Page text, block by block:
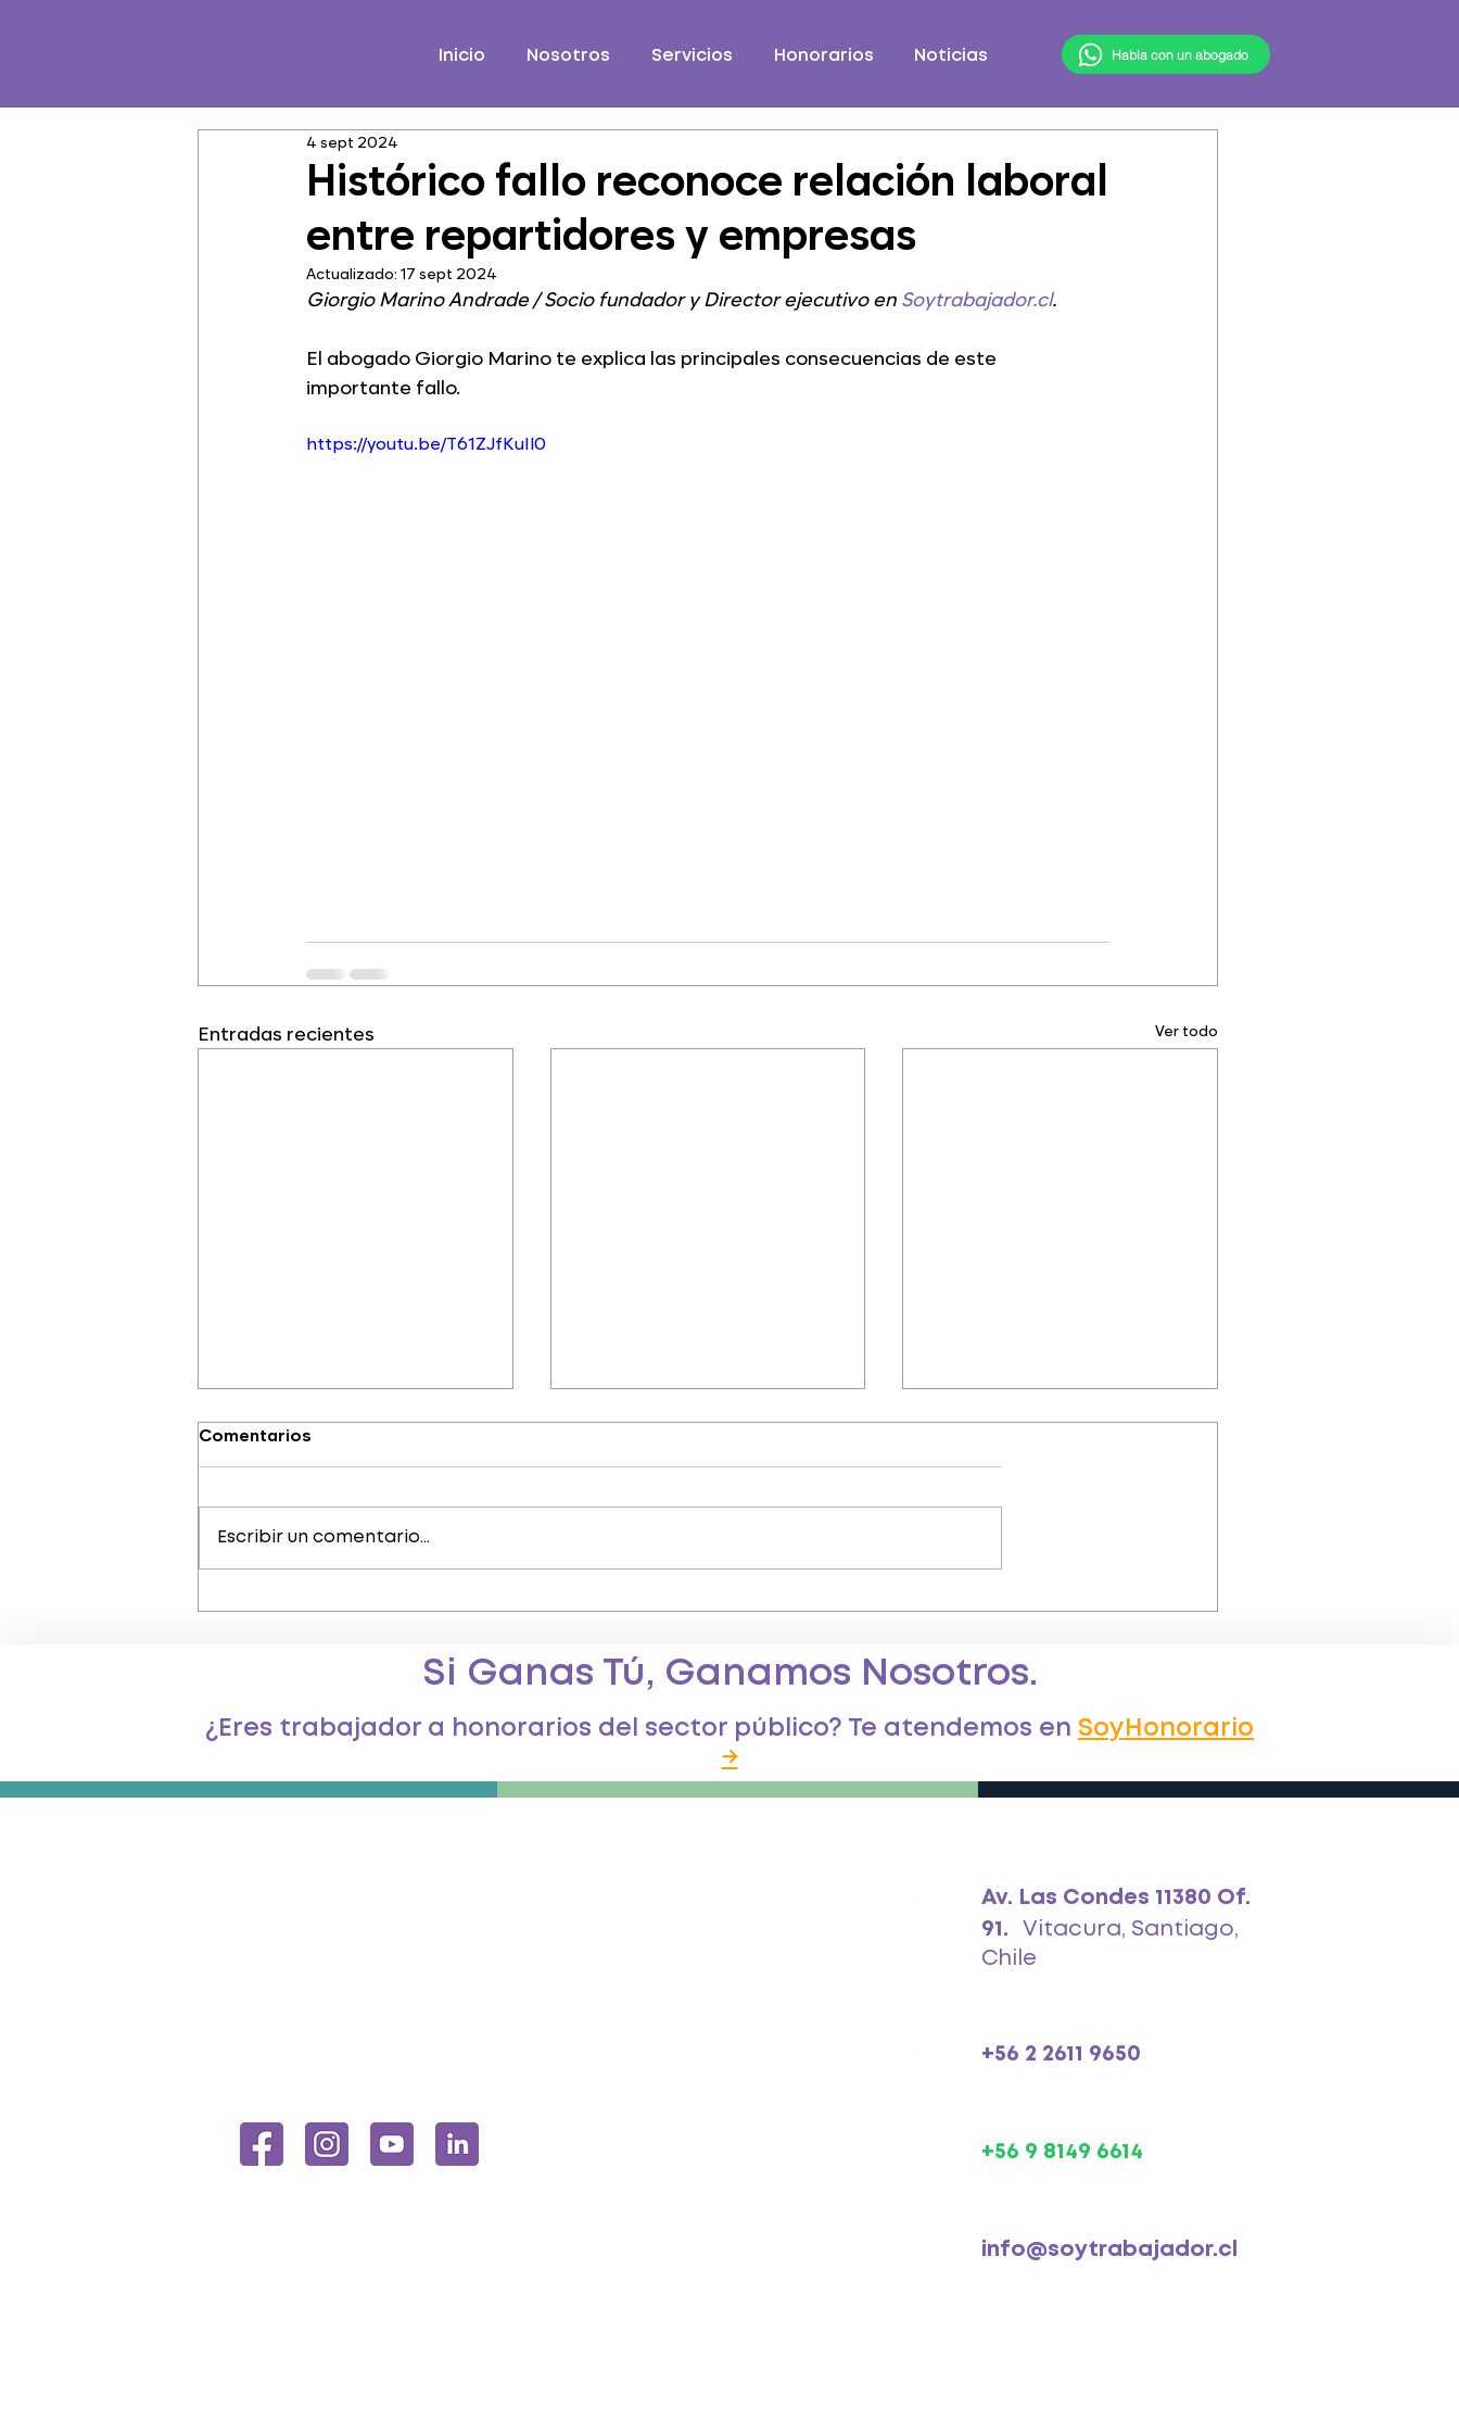
Inicio Nosotros Servicios Honorarios Noticias Habla con un abogado
Histórico fallo reconoce relación laboral
entre repartidores y empresas
4 sept 2024
Actualizado: 17 sept 2024
Giorgio Marino Andrade / Socio fundador y Director ejecutivo en Soytrabajador.cl.
El abogado Giorgio Marino te explica las principales consecuencias de este
importante fallo.
https://youtu.be/T61ZJfKuIl0
Entradas recientes Ver todo
¿Qué es autodespido?
empleador?
Comentarios
Escribir un comentario...
Si Ganas Tú, Ganamos Nosotros.
¿Eres trabajador a honorarios del sector público? Te atendemos en SoyHonorario
→
Av. Las Condes 11380 Of.
91.
Vitacura, Santiago,
Chile
+56 2 2611 9650
+56 9 8149 6614
info@soytrabajador.cl